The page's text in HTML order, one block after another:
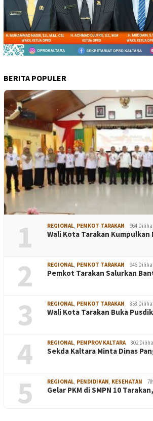
BERITA POPULER
1 REGIONAL PEMKOT TARAKAN 964
Wali Kota Tarakan
2 REGIONAL PEMKOT TARAKAN 946
Pemkot Tarakan Salurkan
3 REGIONAL PEMKOT TARAKAN 858
Wali Kota Tarakan Buka
4 REGIONAL PEMPROV KALTARA 802
Sekda Kaltara Minta Dinas
5 REGIONAL PENDIDIKAN KESEHATAN
Gelar PKM di SMPN 10